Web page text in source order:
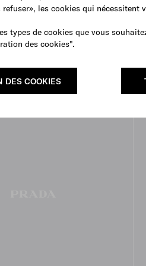
refuser», les cookies qui nécessitent
types de cookies que vous
des cookies".
DES COOKIES
Collapse en Re-